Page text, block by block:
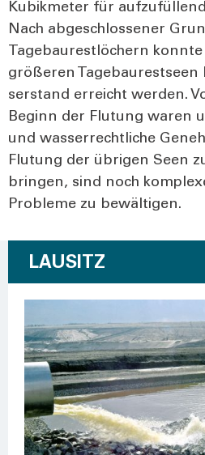
Kubik­me­ter für
Nach abge­schlos­se­ner
Tage­bau­rest­lö­chern
grö­ße­ren
ser­stand erreicht wer­den.
Beginn der Flu­tung waren
und was­ser­recht­li­che
Flu­tung der übri­gen Seen
brin­gen, sind noch
Pro­ble­me zu bewäl­ti­gen.
LAUSITZ